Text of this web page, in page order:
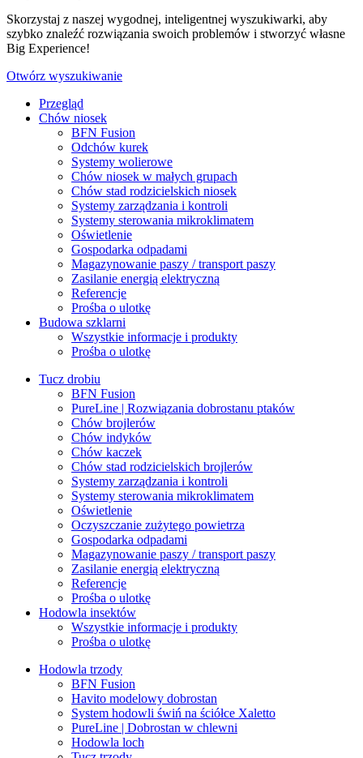
Skorzystaj z naszej wygodnej, inteligentnej wyszukiwarki, aby
szybko znaleźć rozwiązania swoich problemów i stworzyć własne
Big Experience!
Otwórz wyszukiwanie
Przegląd
Chów niosek
BFN Fusion
Odchów kurek
Systemy wolierowe
Chów niosek w małych grupach
Chów stad rodzicielskich niosek
Systemy zarządzania i kontroli
Systemy sterowania mikroklimatem
Oświetlenie
Gospodarka odpadami
Magazynowanie paszy / transport paszy
Zasilanie energią elektryczną
Referencje
Prośba o ulotkę
Budowa szklarni
Wszystkie informacje i produkty
Prośba o ulotkę
Tucz drobiu
BFN Fusion
PureLine | Rozwiązania dobrostanu ptaków
Chów brojlerów
Chów indyków
Chów kaczek
Chów stad rodzicielskich brojlerów
Systemy zarządzania i kontroli
Systemy sterowania mikroklimatem
Oświetlenie
Oczyszczanie zużytego powietrza
Gospodarka odpadami
Magazynowanie paszy / transport paszy
Zasilanie energią elektryczną
Referencje
Prośba o ulotkę
Hodowla insektów
Wszystkie informacje i produkty
Prośba o ulotkę
Hodowla trzody
BFN Fusion
Havito modelowy dobrostan
System hodowli świń na ściółce Xaletto
PureLine | Dobrostan w chlewni
Hodowla loch